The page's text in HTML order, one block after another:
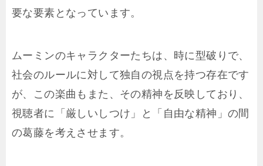
要な要素となっています。
ムーミンのキャラクターたちは、時に型破りで、
社会のルールに対して独自の視点を持つ存在です
が、この楽曲もまた、その精神を反映しており、
視聴者に「厳しいしつけ」と「自由な精神」の間
の葛藤を考えさせます。